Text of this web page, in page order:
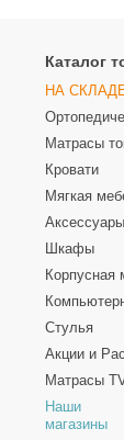
Каталог
НА
Матрасы
Кровати
Мягкая
Аксессуары
Шкафы
Корпусная
Стулья
Акции и
Матрасы
Наши
магазины